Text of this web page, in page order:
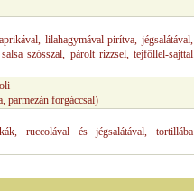
lilahagymával pirítva, jégsalátával,
szósszal, párolt rizzsel, tejföllel-sajttal
parmezán forgáccsal)
ruccolával és jégsalátával, tortillába